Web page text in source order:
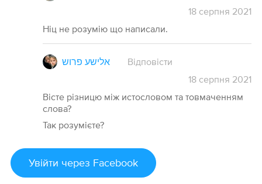
18 серпня 2021
Ніц не розумію що написали.
אלישע פרוש
Відповісти
18 серпня 2021
Вісте різницю між истословом та товмаченням
слова?
Так розумієте?
Увійти через Facebook